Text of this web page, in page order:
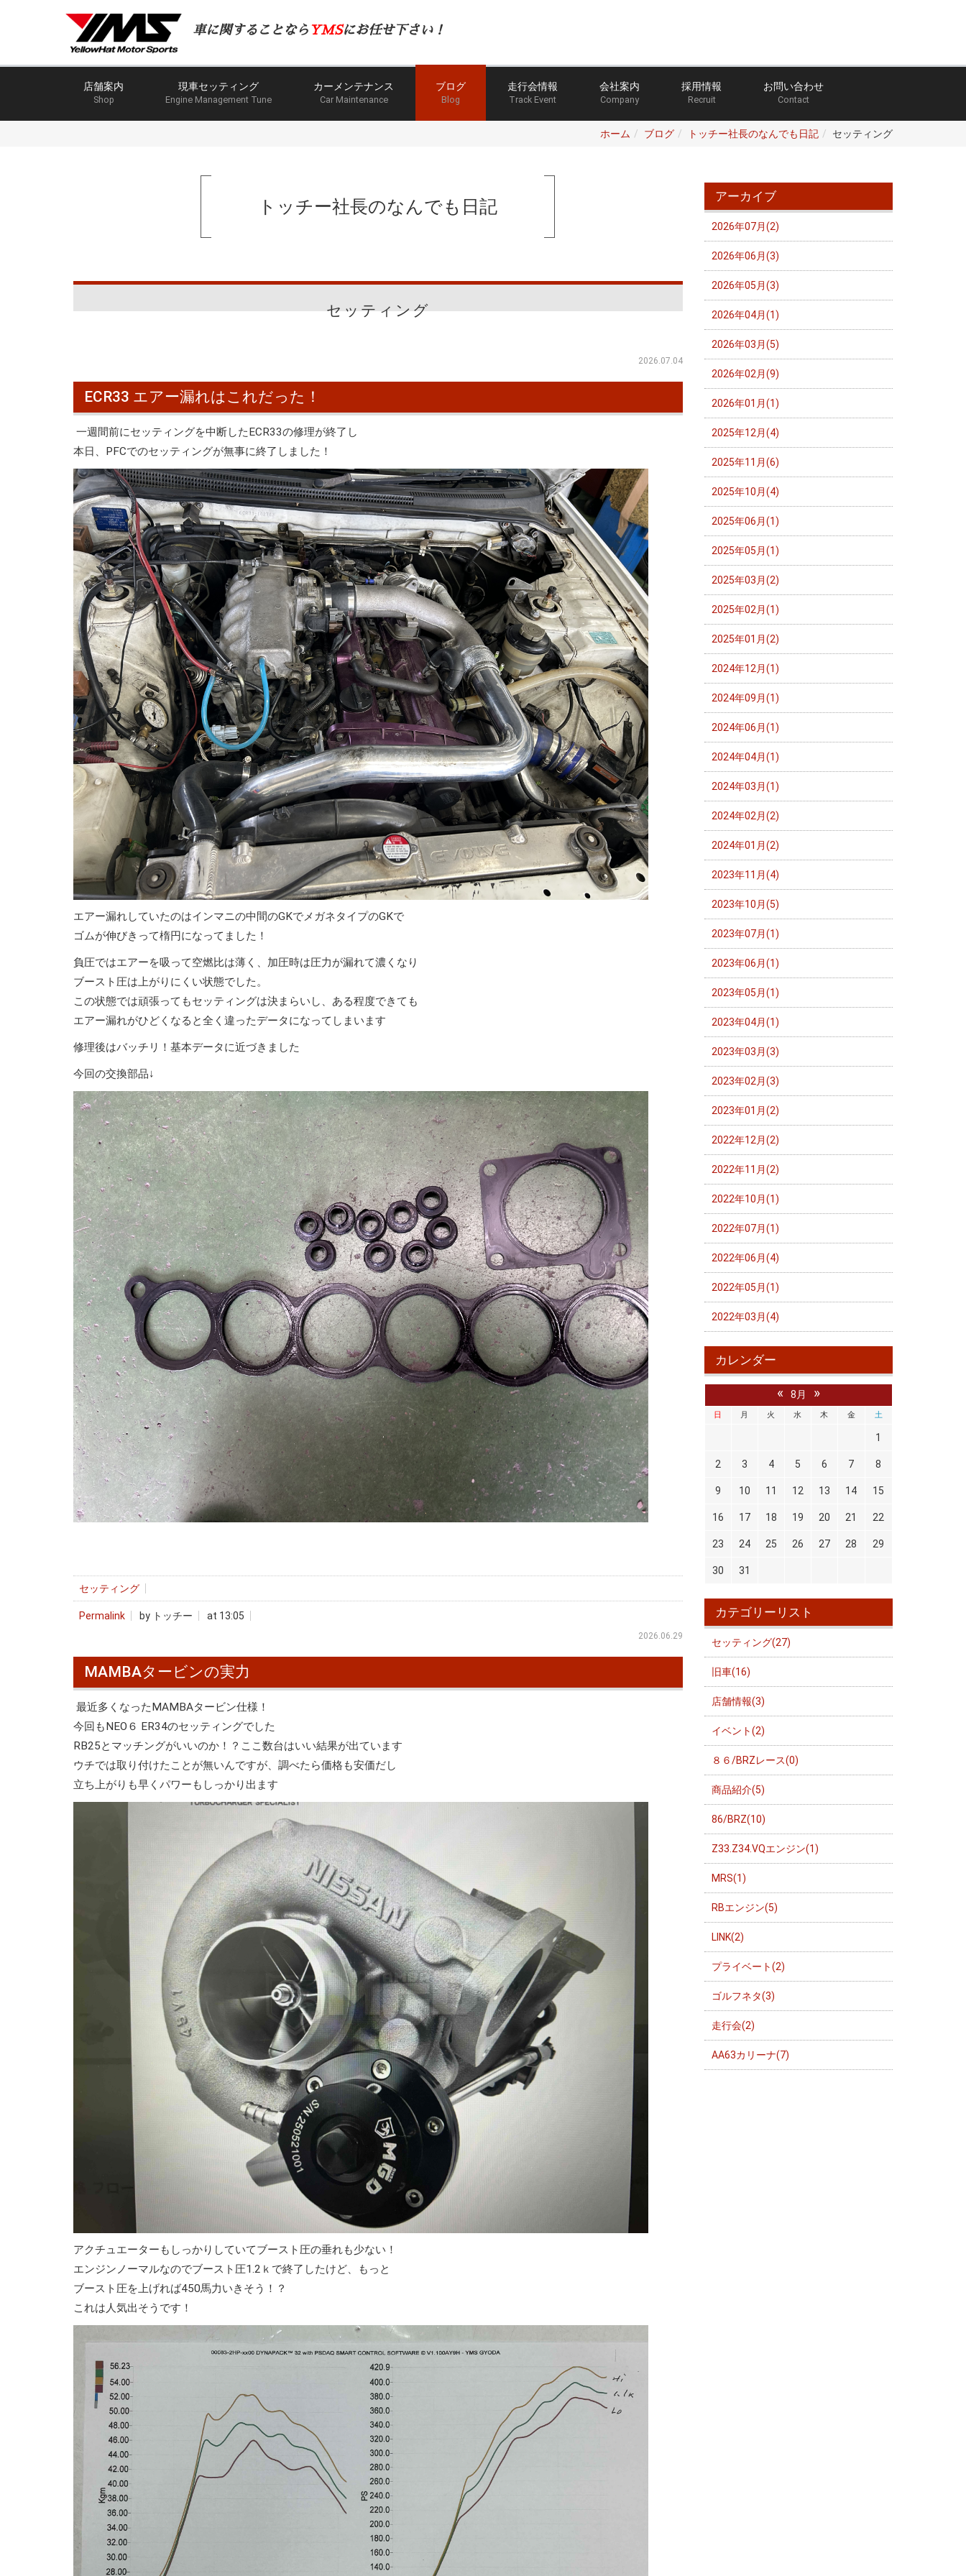
車に関することなら YMSにお任せ下さい！
店舗案内
Shop
現車セッティング
Engine Management Tune
カーメンテナンス
Car Maintenance
ブログ
Blog
走行会情報
Track Event
会社案内
Company
採用情報
Recruit
お問い合わせ
Contact
ホーム ブログ トッチー社長のなんでも日記 セッティング
トッチー社長のなんでも日記
セッティング
2026.07.04
ECR33 エアー漏れはこれだった！
一週間前にセッティングを中断したECR33の修理が終了し
本日、PFCでのセッティングが無事に終了しました！
エアー漏れしていたのはインマニの中間のGKでメガネタイプのGKで
ゴムが伸びきって楕円になってました！
負圧ではエアーを吸って空燃比は薄く、加圧時は圧力が漏れて濃くなり
ブースト圧は上がりにくい状態でした。
この状態では頑張ってもセッティングは決まらいし、ある程度できても
エアー漏れがひどくなると全く違ったデータになってしまいます
修理後はバッチリ！基本データに近づきました
今回の交換部品↓
セッティング
Permalink by トッチー at 13:05
2026.06.29
MAMBAタービンの実力
最近多くなったMAMBAタービン仕様！
今回もNEO６ ER34のセッティングでした
RB25とマッチングがいいのか！？ここ数台はいい結果が出ています
ウチでは取り付けたことが無いんですが、調べたら価格も安価だし
立ち上がりも早くパワーもしっかり出ます
アクチュエーターもしっかりしていてブースト圧の垂れも少ない！
エンジンノーマルなのでブースト圧1.2ｋで終了したけど、もっと
ブースト圧を上げれば450馬力いきそう！？
これは人気出そうです！
アーカイブ
2026年07月(2)
2026年06月(3)
2026年05月(3)
2026年04月(1)
2026年03月(5)
2026年02月(9)
2026年01月(1)
2025年12月(4)
2025年11月(6)
2025年10月(4)
2025年06月(1)
2025年05月(1)
2025年03月(2)
2025年02月(1)
2025年01月(2)
2024年12月(1)
2024年09月(1)
2024年06月(1)
2024年04月(1)
2024年03月(1)
2024年02月(2)
2024年01月(2)
2023年11月(4)
2023年10月(5)
2023年07月(1)
2023年06月(1)
2023年05月(1)
2023年04月(1)
2023年03月(3)
2023年02月(3)
2023年01月(2)
2022年12月(2)
2022年11月(2)
2022年10月(1)
2022年07月(1)
2022年06月(4)
2022年05月(1)
2022年03月(4)
カレンダー
« 8月 »
日 月 火 水 木 金 土
1
2 3 4 5 6 7 8
9 10 11 12 13 14 15
16 17 18 19 20 21 22
23 24 25 26 27 28 29
30 31
カテゴリーリスト
セッティング(27)
旧車(16)
店舗情報(3)
イベント(2)
８６/BRZレース(0)
商品紹介(5)
86/BRZ(10)
Z33.Z34.VQエンジン(1)
MRS(1)
RBエンジン(5)
LINK(2)
プライベート(2)
ゴルフネタ(3)
走行会(2)
AA63カリーナ(7)